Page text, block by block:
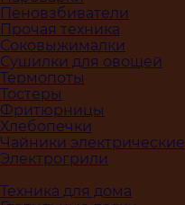
Пеновзбиватели
Прочая техника
Соковыжималки
Сушилки для овощей
Термопоты
Тостеры
Фритюрницы
Хлебопечки
Чайники электрические
Электрогрили
Техника для дома